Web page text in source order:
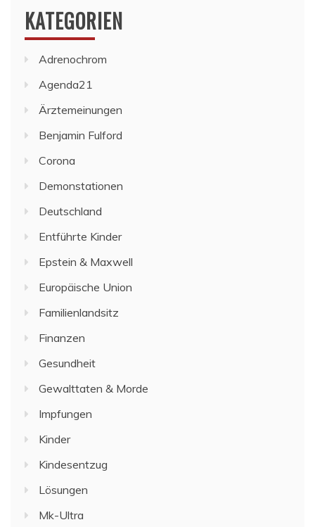
KATEGORIEN
Adrenochrom
Agenda21
Ärztemeinungen
Benjamin Fulford
Corona
Demonstationen
Deutschland
Entführte Kinder
Epstein & Maxwell
Europäische Union
Familienlandsitz
Finanzen
Gesundheit
Gewalttaten & Morde
Impfungen
Kinder
Kindesentzug
Lösungen
Mk-Ultra